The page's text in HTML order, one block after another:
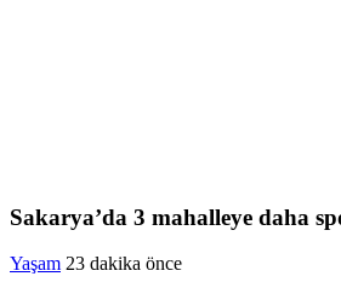
Sakarya’da 3 mahalleye daha
Yaşam 23 dakika önce